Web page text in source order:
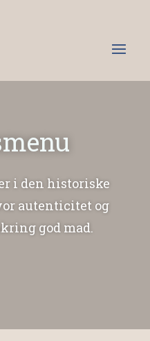
i den historiske
autenticitet og
god mad.